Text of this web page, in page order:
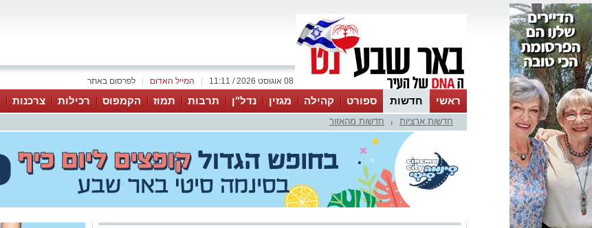
לפרסום באתר המייל האדום 08 אוגוסט 2026 / 11:11
ראשי חדשות ספורט קהילה מגזין נדל"ן תרבות תמוז הקמפוס רכילות צרכנות
עסקים
טיפים והמלצותחדשות ארציות חדשות מהאזור